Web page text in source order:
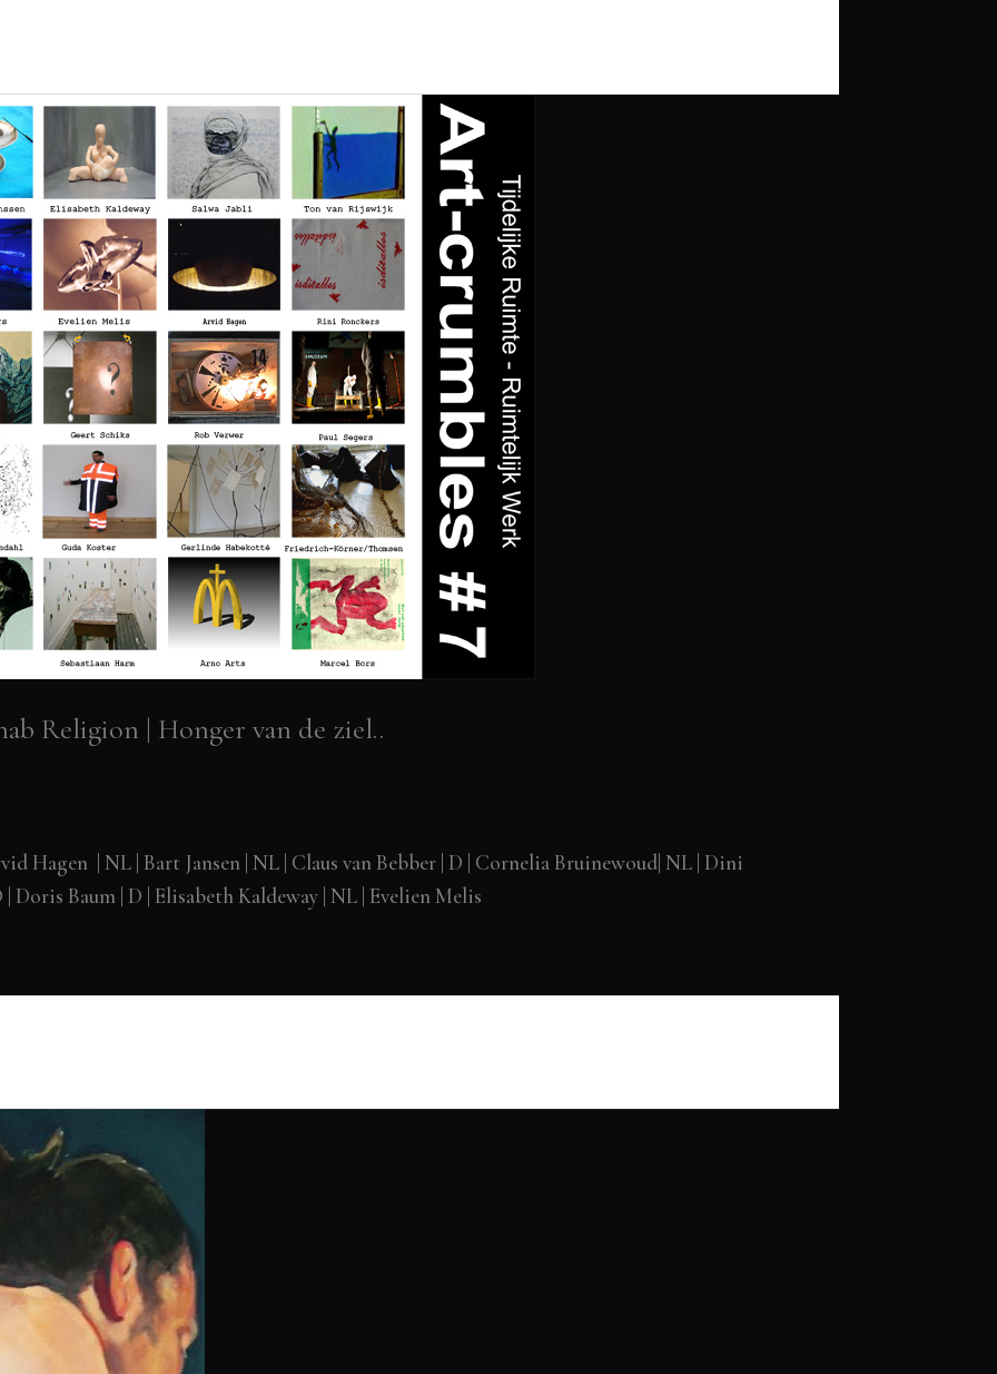
Religion | Honger van de ziel..
Hagen | NL | Bart Jansen | NL | Claus van Bebber | D | Cornelia Bruinewoud| NL | Dini
Baum | D | Elisabeth Kaldeway | NL | Evelien Melis